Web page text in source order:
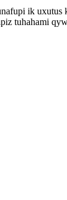
ik
tuhahami